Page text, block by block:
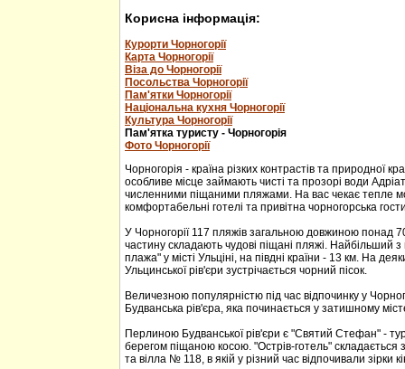
Корисна інформація:
Курорти Чорногорії
Карта Чорногорії
Віза до Чорногорії
Посольства Чорногорії
Пам'ятки Чорногорії
Національна кухня Чорногорії
Культура Чорногорії
Пам'ятка туристу - Чорногорія
Фото Чорногорії
Чорногорія - країна різких контрастів та природної
особливе місце займають чисті та прозорі води
численними піщаними пляжами. На вас чекає тепле
комфортабельні готелі та привітна чорногорська
У Чорногорії 117 пляжів загальною довжиною понад
частину складають чудові піщані пляжі. Найбільший
плажа" у місті Ульціні, на півдні країни - 13 км. На
Ульцинської рів'єри зустрічається чорний пісок.
Величезною популярністю під час відпочинку у
Будванська рів'єра, яка починається у затишному
Перлиною Будванської рів'єри є "Святий Стефан" -
берегом піщаною косою. "Острів-готель"
та вілла № 118, в якій у різний час відпочивали зірки